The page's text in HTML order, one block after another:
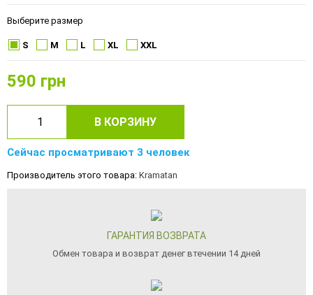
Выберите размер
S M L XL XXL
590 грн
В КОРЗИНУ
Сейчас просматривают 3 человек
Производитель этого товара: Kramatan
ГАРАНТИЯ ВОЗВРАТА
Обмен товара и возврат денег втечении 14 дней